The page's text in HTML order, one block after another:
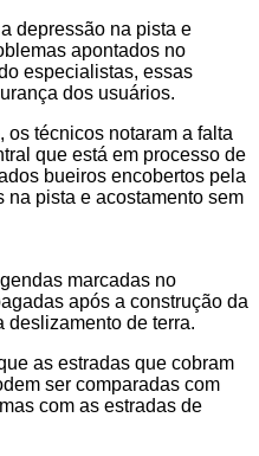
depressão na pista e
apontados no
especialistas, essas
dos usuários.
técnicos notaram a falta
que está em processo de
bueiros encobertos pela
na pista e acostamento sem
marcadas no
após a construção da
deslizamento de terra.
as estradas que cobram
ser comparadas com
com as estradas de